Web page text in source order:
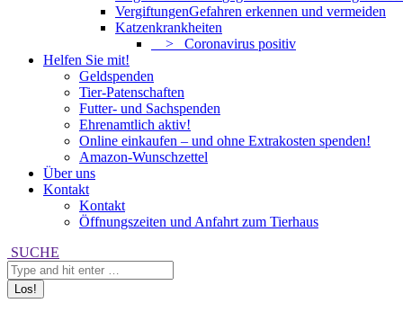
VergiftungenGefahren erkennen und vermeiden
Katzenkrankheiten
> Coronavirus positiv
Helfen Sie mit!
Geldspenden
Tier-Patenschaften
Futter- und Sachspenden
Ehrenamtlich aktiv!
Online einkaufen – und ohne Extrakosten spenden!
Amazon-Wunschzettel
Über uns
Kontakt
Kontakt
Öffnungszeiten und Anfahrt zum Tierhaus
Search:
SUCHE